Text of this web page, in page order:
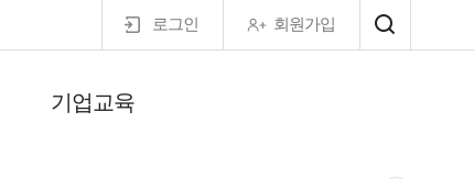
로그인 회원가입
기업교육